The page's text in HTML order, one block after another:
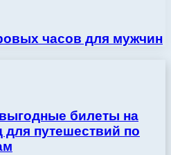
часов для мужчин
билеты на
для путешествий по